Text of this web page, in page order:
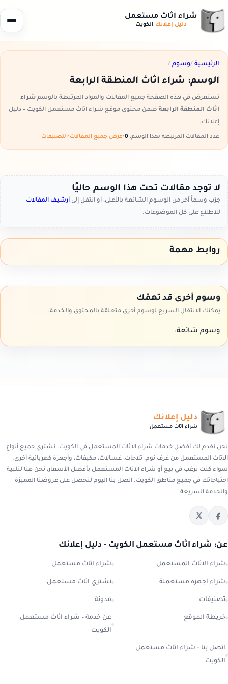
شراء اثاث مستعمل
دليل إعلانك الكويت
الرئيسية /وسوم /
الوسم: شراء اثاث المنطقة الرابعة
نستعرض في هذه الصفحة جميع المقالات والمواد المرتبطة بالوسم شراء
اثاث المنطقة الرابعة ضمن محتوى موقع شراء اثاث مستعمل الكويت – دليل
إعلانك.
عدد المقالات المرتبطة بهذا الوسم: •عرض جميع المقالات•التصنيفات
لا توجد مقالات تحت هذا الوسم حاليًا
جرّب وسماً آخر من الوسوم الشائعة بالأعلى، أو انتقل إلى أرشيف المقالات
للاطلاع على كل الموضوعات.
روابط مهمة
وسوم أخرى قد تهمّك
يمكنك الانتقال السريع لوسوم أخرى متعلقة بالمحتوى والخدمة.
وسوم شائعة:
دليل إعلانك
شراء اثاث مستعمل
نحن نقدم لك أفضل خدمات شراء الاثاث المستعمل في الكويت. نشتري جميع أنواع
الاثاث المستعمل من غرف نوم، ثلاجات، غسالات، مكيفات، وأجهزة كهربائية أخرى.
سواء كنت ترغب في بيع أو شراء الاثاث المستعمل بأفضل الأسعار، نحن هنا لتلبية
احتياجاتك في جميع مناطق الكويت. اتصل بنا اليوم لتحصل على عروضنا المميزة
والخدمة السريعة
عن: شراء اثاث مستعمل الكويت - دليل إعلانك
شراء الاثاث المستعمل شراء اثاث مستعمل
شراء اجهزة مستعملة نشتري اثاث مستعمل
تصنيفات مدونة
خريطة الموقع
عن خدمة – شراء اثاث مستعمل
الكويت
اتصل بنا – شراء اثاث مستعمل
الكويت